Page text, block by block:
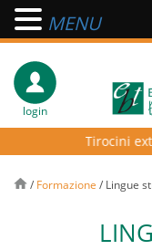
login
Tirocini
/ Formazione / Lingue
MENU